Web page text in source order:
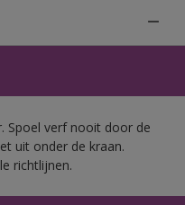
Spoel verf nooit door de
uit onder de kraan.
richtlijnen.